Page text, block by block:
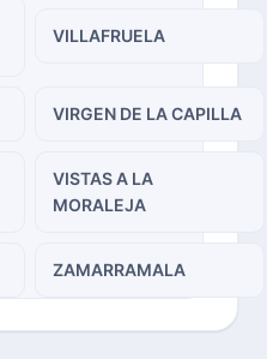
VILLAFRUELA
VIRGEN DE LA CAPILLA
VISTAS A LA
MORALEJA
ZAMARRAMALA